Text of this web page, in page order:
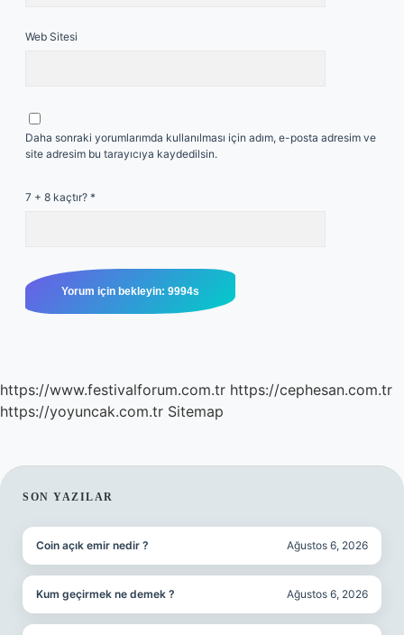
Web Sitesi
Daha sonraki yorumlarımda kullanılması için adım, e-posta adresim ve
site adresim bu tarayıcıya kaydedilsin.
7 + 8 kaçtır? *
https://www.festivalforum.com.tr https://cephesan.com.tr
https://yoyuncak.com.tr Sitemap
SIDEBAR
SON YAZILAR
Coin açık emir nedir ? Ağustos 6, 2026
Kum geçirmek ne demek ? Ağustos 6, 2026